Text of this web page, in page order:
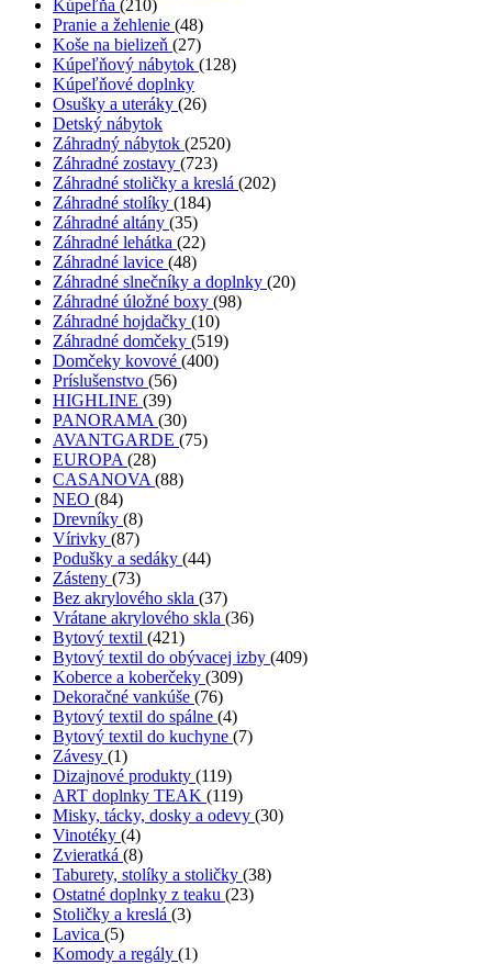
Kúpeľňa (210)
Pranie a žehlenie (48)
Koše na bielizeň (27)
Kúpeľňový nábytok (128)
Kúpeľňové doplnky
Osušky a uteráky (26)
Detský nábytok
Záhradný nábytok (2520)
Záhradné zostavy (723)
Záhradné stoličky a kreslá (202)
Záhradné stolíky (184)
Záhradné altány (35)
Záhradné lehátka (22)
Záhradné lavice (48)
Záhradné slnečníky a doplnky (20)
Záhradné úložné boxy (98)
Záhradné hojdačky (10)
Záhradné domčeky (519)
Domčeky kovové (400)
Príslušenstvo (56)
HIGHLINE (39)
PANORAMA (30)
AVANTGARDE (75)
EUROPA (28)
CASANOVA (88)
NEO (84)
Drevníky (8)
Vírivky (87)
Podušky a sedáky (44)
Zásteny (73)
Bez akrylového skla (37)
Vrátane akrylového skla (36)
Bytový textil (421)
Bytový textil do obývacej izby (409)
Koberce a koberčeky (309)
Dekoračné vankúše (76)
Bytový textil do spálne (4)
Bytový textil do kuchyne (7)
Závesy (1)
Dizajnové produkty (119)
ART doplnky TEAK (119)
Misky, tácky, dosky a odevy (30)
Vinotéky (4)
Zvieratká (8)
Taburety, stolíky a stoličky (38)
Ostatné doplnky z teaku (23)
Stoličky a kreslá (3)
Lavica (5)
Komody a regály (1)